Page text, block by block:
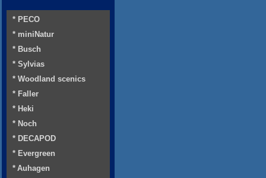
* PECO
* miniNatur
* Busch
* Sylvias
* Woodland scenics
* Faller
* Heki
* Noch
* DECAPOD
* Evergreen
* Auhagen